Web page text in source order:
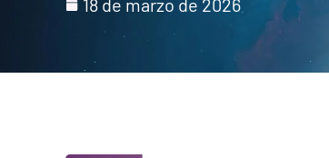
18 de marzo de 2026